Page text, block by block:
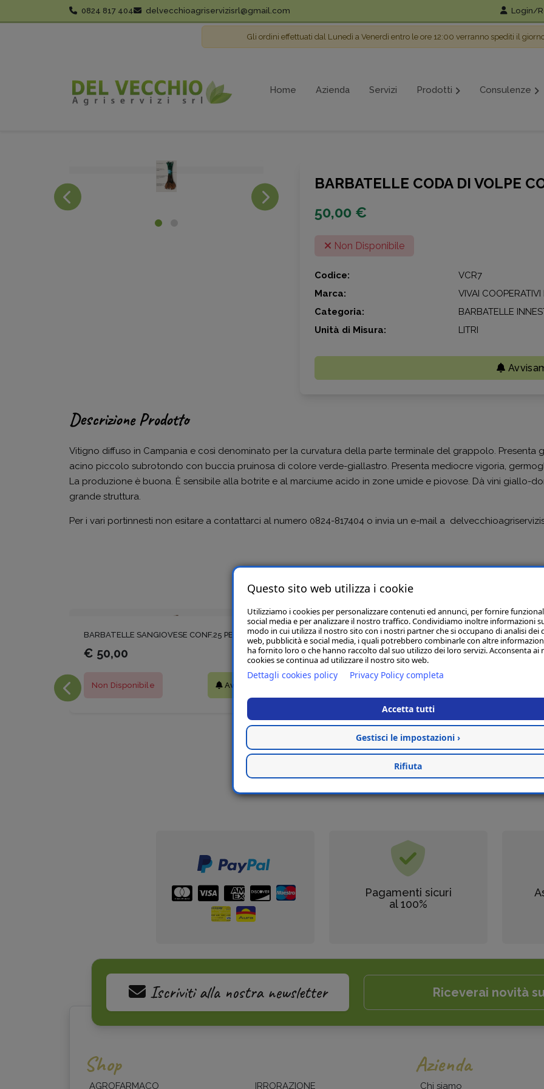
0824 817 404 delvecchioagriservizisrl@gmail.com Login/
Gli ordini effettuati dal Lunedì a Venerdì entro le ore 12:00 verranno spediti il
Home Azienda Servizi Prodotti Consulenze
BARBATELLE CODA DI VOLPE
50,00 €
Non Disponibile
Codice:
VCR7
Marca:
VIVAI
Categoria:
BARBATELLE
Unità di Misura:
LITRI
Descrizione Prodotto
Vitigno diffuso in Campania e così denominato per la curvatura della parte terminale del grappolo.
acino piccolo subrotondo con buccia pruinosa di colore verde-giallastro. Presenta mediocre vigoria,
La produzione è buona. È sensibile alla botrite e al marciume acido in zone umide e piovose. Dà vini giallo-
grande struttura.
Per i vari portinnesti non esitare a contattarci al numero 0824-817404 o invia un e-mail a
Articoli Correlati
BARBATELLE SANGIOVESE CONF.25 PEZZI
€ 50,00
Non Disponibile Avvisami
BARBATELLE MERLOT CONF.25 PEZZI
€ 50,00
Pagamenti sicuri
al 100%
Iscriviti alla nostra newsletter Riceverai novità
Shop
AGROFARMACO IRRORAZIONE
Azienda
Chi siamo
Questo sito web utilizza i cookie
Utilizziamo i cookies per personalizzare contenuti ed annunci, per fornire
social media e per analizzare il nostro traffico. Condividiamo inoltre informazioni
modo in cui utilizza il nostro sito con i nostri partner che si occupano di analisi dei
web, pubblicità e social media, i quali potrebbero combinarle con altre
ha fornito loro o che hanno raccolto dal suo utilizzo dei loro servizi. Acconsenta ai
cookies se continua ad utilizzare il nostro sito web.
Dettagli cookies policy Privacy Policy completa
Accetta tutti
Gestisci le impostazioni ›
Rifiuta